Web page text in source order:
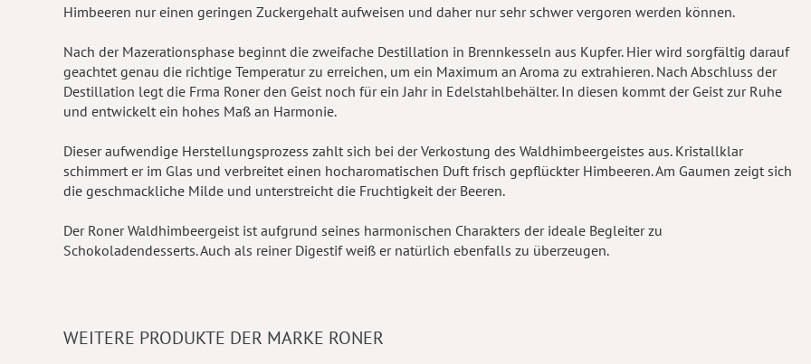
Himbeeren nur einen geringen Zuckergehalt aufweisen und daher nur sehr schwer vergoren werden können.
Nach der Mazerationsphase beginnt die zweifache Destillation in Brennkesseln aus Kupfer. Hier wird sorgfältig darauf
geachtet genau die richtige Temperatur zu erreichen, um ein Maximum an Aroma zu extrahieren. Nach Abschluss der
Destillation legt die Frma Roner den Geist noch für ein Jahr in Edelstahlbehälter. In diesen kommt der Geist zur Ruhe
und entwickelt ein hohes Maß an Harmonie.
Dieser aufwendige Herstellungsprozess zahlt sich bei der Verkostung des Waldhimbeergeistes aus. Kristallklar
schimmert er im Glas und verbreitet einen hocharomatischen Duft frisch gepflückter Himbeeren. Am Gaumen zeigt sich
die geschmackliche Milde und unterstreicht die Fruchtigkeit der Beeren.
Der Roner Waldhimbeergeist ist aufgrund seines harmonischen Charakters der ideale Begleiter zu
Schokoladendesserts. Auch als reiner Digestif weiß er natürlich ebenfalls zu überzeugen.
WEITERE PRODUKTE DER MARKE RONER